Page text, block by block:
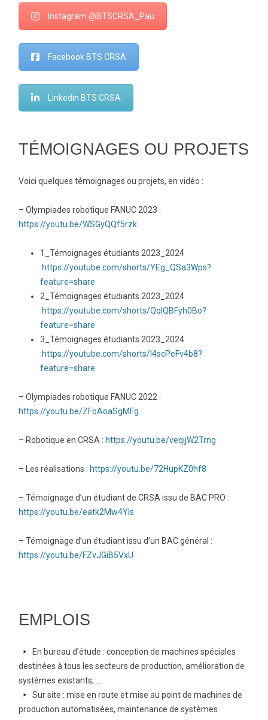
Instagram @BTSCRSA_Pau
Facebook BTS CRSA
Linkedin BTS CRSA
TÉMOIGNAGES OU PROJETS
Voici quelques témoignages ou projets, en vidéo :
– Olympiades robotique FANUC 2023 :
https://youtu.be/WSGyQQf5rzk
1_Témoignages étudiants 2023_2024
:https://youtube.com/shorts/YEg_QSa3Wps?
feature=share
2_Témoignages étudiants 2023_2024
:https://youtube.com/shorts/QqIQBFyh0Bo?
feature=share
3_Témoignages étudiants 2023_2024
:https://youtube.com/shorts/l4scPeFv4b8?
feature=share
– Olympiades robotique FANUC 2022 :
https://youtu.be/ZFoAoaSgMFg
– Robotique en CRSA : https://youtu.be/veqijW2Trng
– Les réalisations : https://youtu.be/72HupKZ0hf8
– Témoignage d’un étudiant de CRSA issu de BAC PRO :
https://youtu.be/eatk2Mw4YIs
– Témoignage d’un étudiant issu d’un BAC général :
https://youtu.be/FZvJGiB5VxU
EMPLOIS
arrow-
right
En bureau d’étude : conception de machines spéciales
destinées à tous les secteurs de production, amélioration de
systèmes existants, ….
arrow-
right
Sur site : mise en route et mise au point de machines de
production automatisées, maintenance de systèmes